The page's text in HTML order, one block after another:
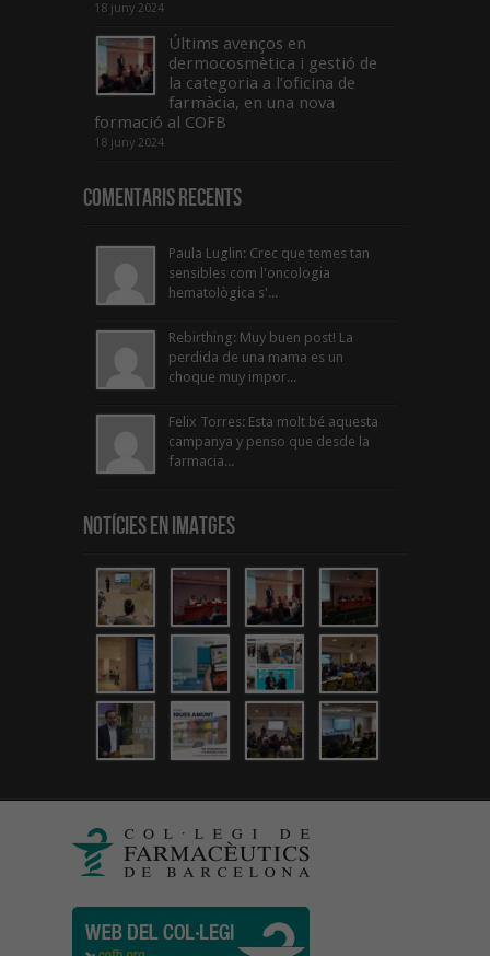
18 juny 2024
Últims avenços en
dermocosmètica i gestió de
la categoria a l’oficina de
farmàcia, en una nova
formació al COFB
18 juny 2024
Comentaris Recents
Paula Luglin: Crec que temes tan
sensibles com l'oncologia
hematològica s'...
Rebirthing: Muy buen post! La
perdida de una mama es un
choque muy impor...
Felix Torres: Esta molt bé aquesta
campanya y penso que desde la
farmacia...
Notícies en Imatges